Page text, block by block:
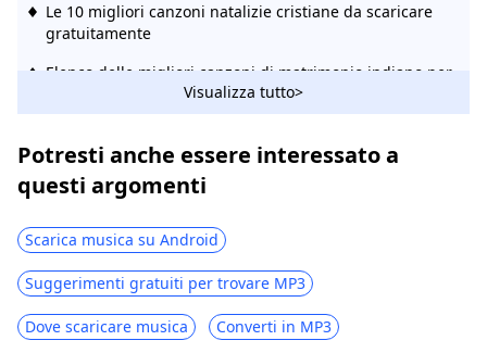
Le 10 migliori canzoni natalizie cristiane da scaricare
gratuitamente
Elenco delle migliori canzoni di matrimonio indiano per
il rituale di matrimonio completo 2026
cinese gratuitamente
Visualizza tutto>
Potresti anche essere interessato a
questi argomenti
Scarica musica su Android
Suggerimenti gratuiti per trovare MP3
Dove scaricare musica Converti in MP3